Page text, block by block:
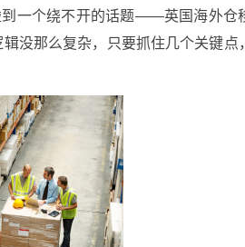
一个绕不开的话题——英国海外仓
没那么复杂，只要抓住几个关键点